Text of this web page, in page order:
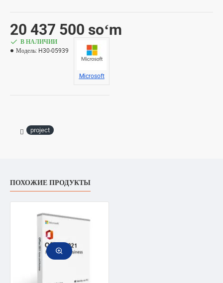
20 437 500 soʻm
В НАЛИЧИИ
Модель: H30-05939
Microsoft
project
ПОХОЖИЕ ПРОДУКТЫ